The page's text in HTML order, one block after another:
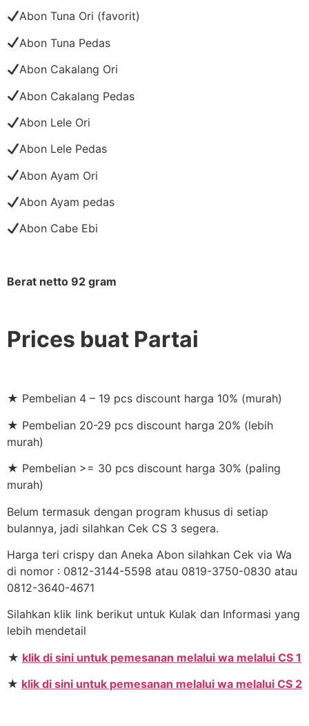
Abon Tuna Ori (favorit)
Abon Tuna Pedas
Abon Cakalang Ori
Abon Cakalang Pedas
Abon Lele Ori
Abon Lele Pedas
Abon Ayam Ori
Abon Ayam pedas
Abon Cabe Ebi
Berat netto 92 gram
Prices buat Partai
★ Pembelian 4 – 19 pcs discount harga 10% (murah)
★ Pembelian 20-29 pcs discount harga 20% (lebih
murah)
★ Pembelian >= 30 pcs discount harga 30% (paling
murah)
Belum termasuk dengan program khusus di setiap
bulannya, jadi silahkan Cek CS 3 segera.
Harga teri crispy dan Aneka Abon silahkan Cek via Wa
di nomor : 0812-3144-5598 atau 0819-3750-0830 atau
0812-3640-4671
Silahkan klik link berikut untuk Kulak dan Informasi yang
lebih mendetail
★ klik di sini untuk pemesanan melalui wa melalui CS 1
★ klik di sini untuk pemesanan melalui wa melalui CS 2